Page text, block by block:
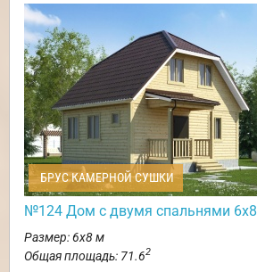
БРУС КАМЕРНОЙ СУШКИ
№124 Дом с двумя спальнями 6х8
Размер: 6х8 м
Общая площадь: 71.62